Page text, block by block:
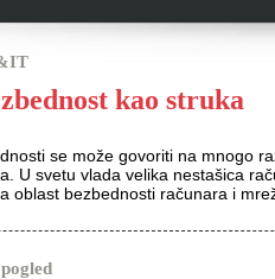
kao struka
se može govoriti na mnogo
U svetu vlada velika nestašica
oblast bezbednosti računara i